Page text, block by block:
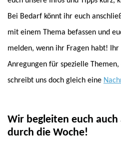
Bei Bedarf könnt ihr euch
mit einem Thema befassen und
melden, wenn ihr Fragen habt!
Anregungen für spezielle
schreibt uns doch gleich eine
Wir begleiten euch auch
durch die Woche!